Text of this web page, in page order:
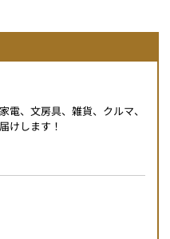
、文房具、雑貨、クルマ、
けします！